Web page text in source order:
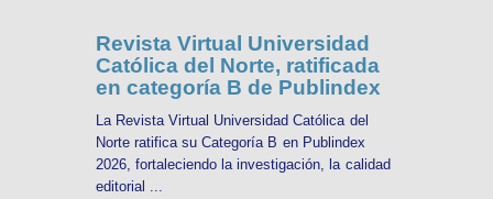
Revista Virtual Universidad
Católica del Norte, ratificada
en categoría B de Publindex
La Revista Virtual Universidad Católica del
Norte ratifica su Categoría B en Publindex
2026, fortaleciendo la investigación, la calidad
editorial ...